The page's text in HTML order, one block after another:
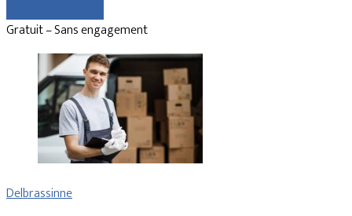
Gratuit – Sans engagement
Delbrassinne